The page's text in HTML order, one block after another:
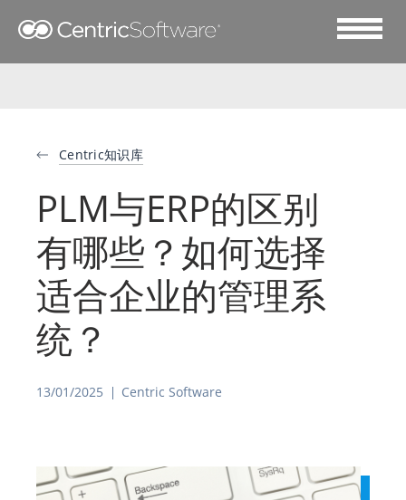
Centric知识库
PLM与ERP的区别
有哪些？如何选择
适合企业的管理系
统？
13/01/2025 Centric Software